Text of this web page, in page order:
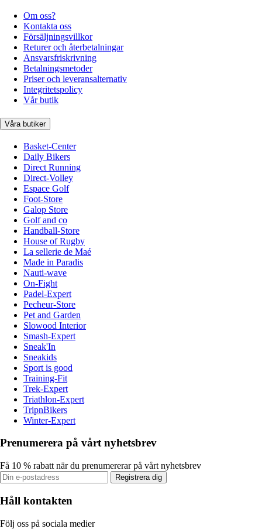
Om oss?
Kontakta oss
Försäljningsvillkor
Returer och återbetalningar
Ansvarsfriskrivning
Betalningsmetoder
Priser och leveransalternativ
Integritetspolicy
Vår butik
Våra butiker
Basket-Center
Daily Bikers
Direct Running
Direct-Volley
Espace Golf
Foot-Store
Galop Store
Golf and co
Handball-Store
House of Rugby
La sellerie de Maé
Made in Paradis
Nauti-wave
On-Fight
Padel-Expert
Pecheur-Store
Pet and Garden
Slowood Interior
Smash-Expert
Sneak'In
Sneakids
Sport is good
Training-Fit
Trek-Expert
Triathlon-Expert
TripnBikers
Winter-Expert
Prenumerera på vårt nyhetsbrev
Få 10 % rabatt när du prenumererar på vårt nyhetsbrev
Registrera dig
Håll kontakten
Följ oss på sociala medier